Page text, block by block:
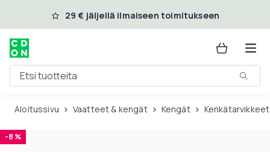
Ohita ja siirry pääsisältöön
29 € jäljellä ilmaiseen toimitukseen
Etsi tuotteita
Aloitussivu Vaatteet & kengät Kengät Kenkätarvikkeet
-8 %